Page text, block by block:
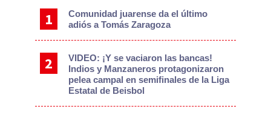
Comunidad juarense da el último
adiós a Tomás Zaragoza
VIDEO: ¡Y se vaciaron las bancas!
Indios y Manzaneros protagonizaron
pelea campal en semifinales de la Liga
Estatal de Beisbol